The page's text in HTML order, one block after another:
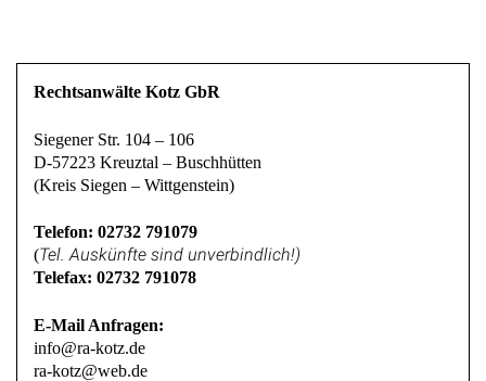
Rechtsanwälte Kotz GbR
Siegener Str. 104 – 106
D-57223 Kreuztal – Buschhütten
(Kreis Siegen – Wittgenstein)
Telefon: 02732 791079
(Tel. Auskünfte sind unverbindlich!)
Telefax: 02732 791078
E-Mail Anfragen:
info@ra-kotz.de
ra-kotz@web.de